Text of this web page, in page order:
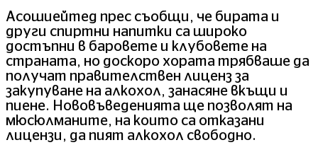
Асошиейтед прес съобщи, че бирата и
други спиртни напитки са широко
достъпни в баровете и клубовете на
страната, но доскоро хората трябваше да
получат правителствен лиценз за
закупуване на алкохол, занасяне вкъщи и
пиене. Нововъведенията ще позволят на
мюсюлманите, на които са отказани
лицензи, да пият алкохол свободно.